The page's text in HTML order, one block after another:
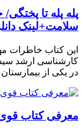
پله پله تا
سلامت+لینک
این کتاب خاطرات
کارشناسی ارشد
در یکی از
معرفی کتاب قوی